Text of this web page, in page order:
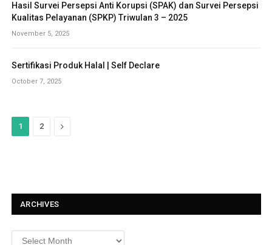
Hasil Survei Persepsi Anti Korupsi (SPAK) dan Survei Persepsi
Kualitas Pelayanan (SPKP) Triwulan 3 – 2025
November 5, 2025
Sertifikasi Produk Halal | Self Declare
October 7, 2025
1 2
N
ARCHIVES